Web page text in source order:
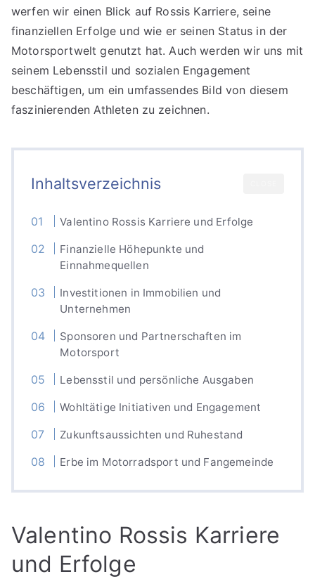
werfen wir einen Blick auf Rossis Karriere, seine
finanziellen Erfolge und wie er seinen Status in der
Motorsportwelt genutzt hat. Auch werden wir uns mit
seinem Lebensstil und sozialen Engagement
beschäftigen, um ein umfassendes Bild von diesem
faszinierenden Athleten zu zeichnen.
Inhaltsverzeichnis
Valentino Rossis Karriere und Erfolge
Finanzielle Höhepunkte und
Einnahmequellen
Investitionen in Immobilien und
Unternehmen
Sponsoren und Partnerschaften im
Motorsport
Lebensstil und persönliche Ausgaben
Wohltätige Initiativen und Engagement
Zukunftsaussichten und Ruhestand
Erbe im Motorradsport und Fangemeinde
Valentino Rossis Karriere
und Erfolge